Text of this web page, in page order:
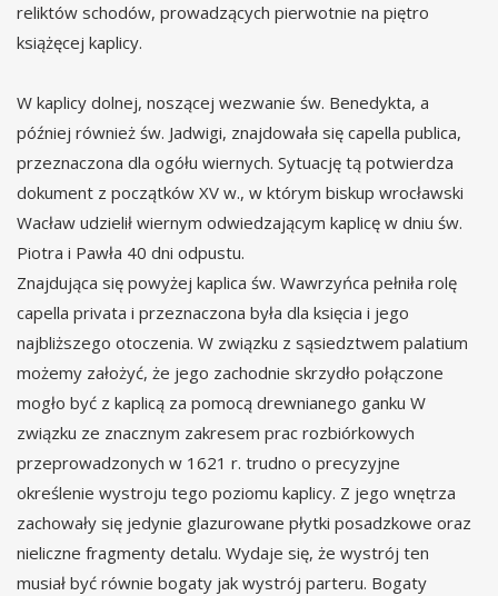
reliktów schodów, prowadzących pierwotnie na piętro
książęcej kaplicy.
W kaplicy dolnej, noszącej wezwanie św. Benedykta, a
później również św. Jadwigi, znajdowała się capella publica,
przeznaczona dla ogółu wiernych. Sytuację tą potwierdza
dokument z początków XV w., w którym biskup wrocławski
Wacław udzielił wiernym odwiedzającym kaplicę w dniu św.
Piotra i Pawła 40 dni odpustu.
Znajdująca się powyżej kaplica św. Wawrzyńca pełniła rolę
capella privata i przeznaczona była dla księcia i jego
najbliższego otoczenia. W związku z sąsiedztwem palatium
możemy założyć, że jego zachodnie skrzydło połączone
mogło być z kaplicą za pomocą drewnianego ganku W
związku ze znacznym zakresem prac rozbiórkowych
przeprowadzonych w 1621 r. trudno o precyzyjne
określenie wystroju tego poziomu kaplicy. Z jego wnętrza
zachowały się jedynie glazurowane płytki posadzkowe oraz
nieliczne fragmenty detalu. Wydaje się, że wystrój ten
musiał być równie bogaty jak wystrój parteru. Bogaty